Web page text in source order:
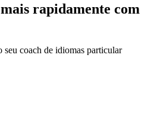
rapidamente com
coach de idiomas particular